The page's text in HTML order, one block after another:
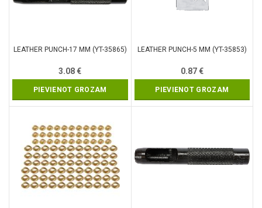
LEATHER PUNCH-17 MM (YT-35865)
3.08€
PIEVIENOT GROZAM
LEATHER PUNCH-5 MM (YT-35853)
0.87€
PIEVIENOT GROZAM